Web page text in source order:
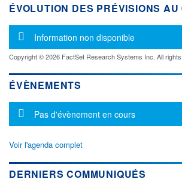
ÉVOLUTION DES PRÉVISIONS AU
Message d'information
Information non disponible
Copyright © 2026 FactSet Research Systems Inc. All
ÉVÈNEMENTS
Message d'information
Pas d'évènement en cours
Voir l'agenda complet
DERNIERS COMMUNIQUÉS